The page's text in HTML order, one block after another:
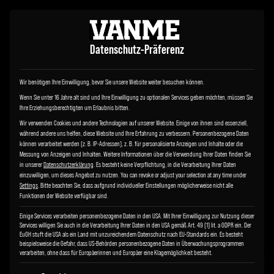
BOBO CONFIGURATOR
Choose your base
BOBO L+
ab 10.468,00 €
incl. VAT.
BOBO XL+
ab 12.444,00 €
Datenschutz-Präferenz
Wir benötigen Ihre Einwilligung, bevor Sie unsere Website weiter besuchen können.
Wenn Sie unter 16 Jahre alt sind und Ihre Einwilligung zu optionalen Services geben möchten, müssen Sie
Ihre Erziehungsberechtigten um Erlaubnis bitten.
Wir verwenden Cookies und andere Technologien auf unserer Website. Einige von ihnen sind essenziell,
während andere uns helfen, diese Website und Ihre Erfahrung zu verbessern.Personenbezogene Daten
können verarbeitet werden (z. B. IP-Adressen), z. B. für personalisierte Anzeigen und Inhalte oder die
Messung von Anzeigen und Inhalten.Weitere Informationen über die Verwendung Ihrer Daten finden Sie
in unsererDatenschutzerklärung.Es besteht keine Verpflichtung, in die Verarbeitung Ihrer Daten
einzuwilligen, um dieses Angebot zu nutzen.You can revoke or adjust your selection at any time under
Settings.Bitte beachten Sie, dass aufgrund individueller Einstellungen möglicherweise nicht alle
Funktionen der Website verfügbar sind.
Einige Services verarbeiten personenbezogene Daten in den USA. Mit Ihrer Einwilligung zur Nutzung dieser
Services willigen Sie auch in die Verarbeitung Ihrer Daten in den USA gemäß Art. 49 (1) lit. a GDPR ein. Der
EuGH stuft die USA als ein Land mit unzureichendem Datenschutz nach EU-Standards ein. Es besteht
beispielsweise die Gefahr, dass US-Behörden personenbezogene Daten in Überwachungsprogrammen
verarbeiten, ohne dass für Europäerinnen und Europäer eine Klagemöglichkeit besteht.